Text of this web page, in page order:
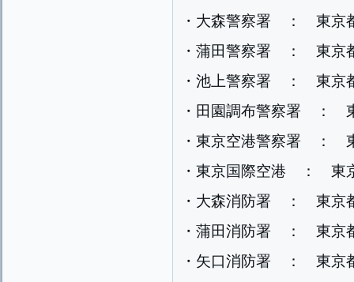
・大森警察署 ： 東京
・蒲田警察署 ： 東京
・池上警察署 ： 東京
・田園調布警察署 ：
・東京空港警察署 ：
・東京国際空港 ： 東
・大森消防署 ： 東京
・蒲田消防署 ： 東京
・矢口消防署 ： 東京